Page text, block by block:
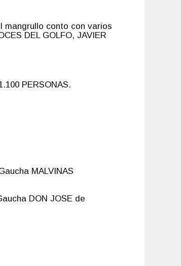
mangrullo conto con varios
DEL GOLFO, JAVIER
PERSONAS.
MALVINAS
DON JOSE de